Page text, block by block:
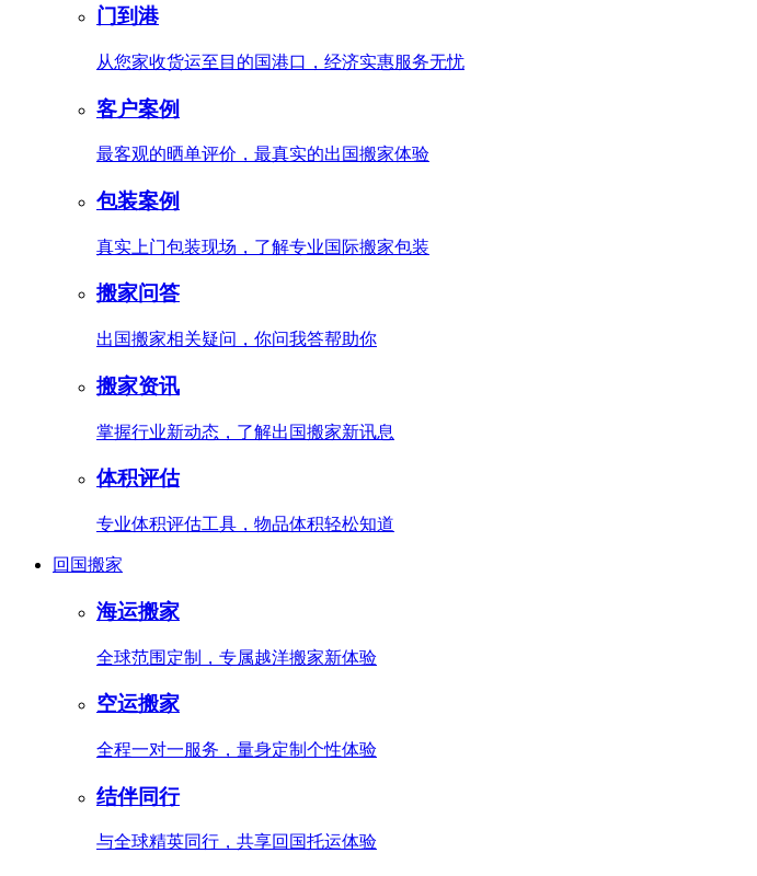
门到港
从您家收货运至目的国港口，经济实惠服务无忧
客户案例
最客观的晒单评价，最真实的出国搬家体验
包装案例
真实上门包装现场，了解专业国际搬家包装
搬家问答
出国搬家相关疑问，你问我答帮助你
搬家资讯
掌握行业新动态，了解出国搬家新讯息
体积评估
专业体积评估工具，物品体积轻松知道
回国搬家
海运搬家
全球范围定制，专属越洋搬家新体验
空运搬家
全程一对一服务，量身定制个性体验
结伴同行
与全球精英同行，共享回国托运体验